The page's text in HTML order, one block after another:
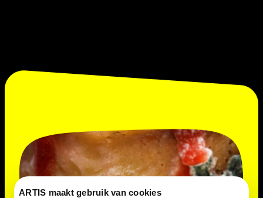
ARTIS maakt gebruik van cookies